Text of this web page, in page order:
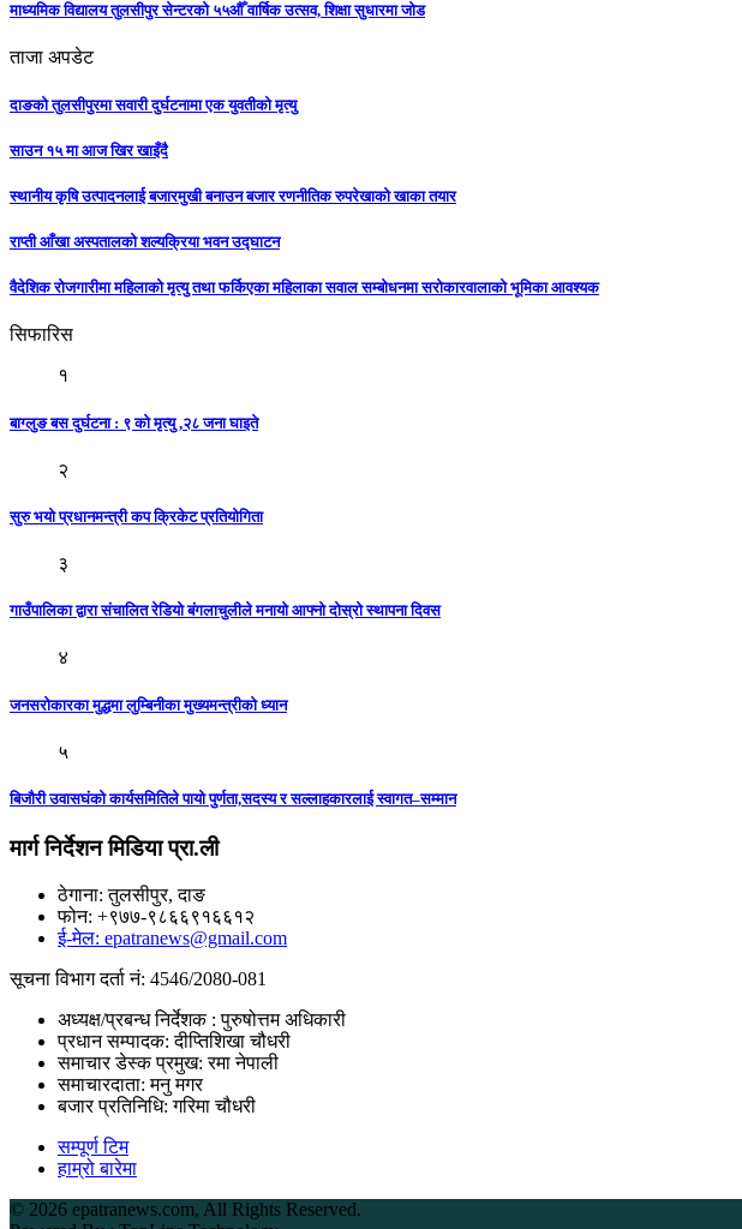
माध्यमिक विद्यालय तुलसीपुर सेन्टरको ५५औँ वार्षिक उत्सव, शिक्षा सुधारमा जाेड
ताजा अपडेट
दाङको तुलसीपुरमा सवारी दुर्घटनामा एक युवतीको मृत्यु
साउन १५ मा आज खिर खाइँदै
स्थानीय कृषि उत्पादनलाई बजारमुखी बनाउन बजार रणनीतिक रुपरेखाको खाका तयार
राप्ती आँखा अस्पतालको शल्यक्रिया भवन उद्घाटन
वैदेशिक रोजगारीमा महिलाको मृत्यु तथा फर्किएका महिलाका सवाल सम्बोधनमा सरोकारवालाको भूमिका आवश्यक
सिफारिस
१
बाग्लुङ बस दुर्घटना : ९ काे मृत्यु ,२८ जना घाइते
२
सुरु भयो प्रधानमन्त्री कप क्रिकेट प्रतियोगिता
३
गाउँपालिका द्वारा संचालित रेडियो बंगलाचुलीले मनायो आफ्नो दोस्रो स्थापना दिवस
४
जनसरोकारका मुद्धमा लुम्बिनीका मुख्यमन्त्रीको ध्यान
५
बिजौरी उवासघंको कार्यसमितिले पायो पुर्णता,सदस्य र सल्लाहकारलाई स्वागत–सम्मान
मार्ग निर्देशन मिडिया प्रा.ली
ठेगाना: तुलसीपुर, दाङ
फोन: +९७७-९८६६९१६६१२
ई-मेल: epatranews@gmail.com
सूचना विभाग दर्ता नं: 4546/2080-081
अध्यक्ष/प्रबन्ध निर्देशक : पुरुषोत्तम अधिकारी
प्रधान सम्पादक: दीप्तिशिखा चौधरी
समाचार डेस्क प्रमुख: रमा नेपाली
समाचारदाता: मनु मगर
बजार प्रतिनिधि: गरिमा चौधरी
सम्पूर्ण टिम
हाम्रो बारेमा
© 2026 epatranews.com, All Rights Reserved.